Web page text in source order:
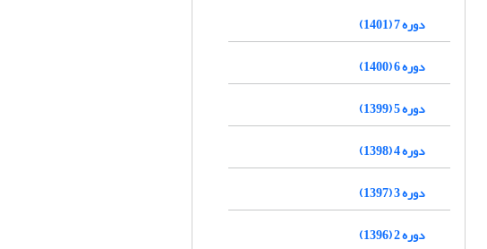
دوره 7 (1401)
دوره 6 (1400)
دوره 5 (1399)
دوره 4 (1398)
دوره 3 (1397)
دوره 2 (1396)